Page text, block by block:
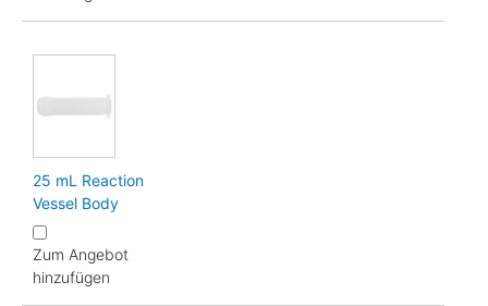
25 mL Reaction
Vessel Body
Zum Angebot
hinzufügen